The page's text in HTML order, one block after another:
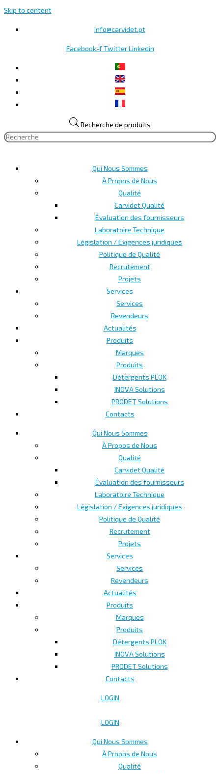
Skip to content
info@carvidet.pt
Facebook-f Twitter Linkedin
Recherche de produits
Qui Nous Sommes
À Propos de Nous
Qualité
Carvidet Qualité
Évaluation des fournisseurs
Laboratoire Technique
Législation / Exigences juridiques
Politique de Qualité
Recrutement
Projets
Services
Services
Revendeurs
Actualités
Produits
Marques
Produits
Détergents PLOK
INOVA Solutions
PRODET Solutions
Contacts
Qui Nous Sommes
À Propos de Nous
Qualité
Carvidet Qualité
Évaluation des fournisseurs
Laboratoire Technique
Législation / Exigences juridiques
Politique de Qualité
Recrutement
Projets
Services
Services
Revendeurs
Actualités
Produits
Marques
Produits
Détergents PLOK
INOVA Solutions
PRODET Solutions
Contacts
LOGIN
LOGIN
Qui Nous Sommes
À Propos de Nous
Qualité